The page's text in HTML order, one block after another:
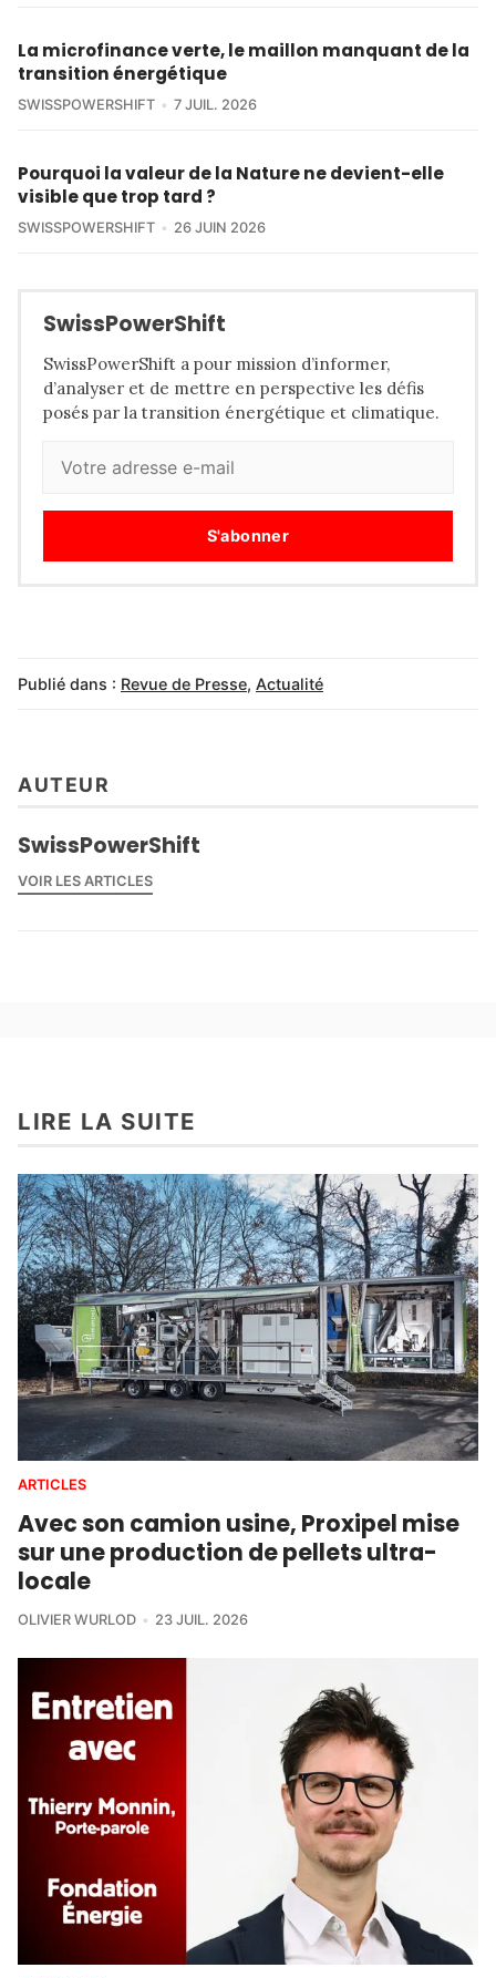
La microfinance verte, le maillon manquant de la
transition énergétique
SWISSPOWERSHIFT 7 JUIL. 2026
Pourquoi la valeur de la Nature ne devient-elle
visible que trop tard ?
SWISSPOWERSHIFT 26 JUIN 2026
SwissPowerShift
SwissPowerShift a pour mission d’informer,
d’analyser et de mettre en perspective les défis
posés par la transition énergétique et climatique.
S'abonner
Publié dans : Revue de Presse, Actualité
AUTEUR
SwissPowerShift
VOIR LES ARTICLES
LIRE LA SUITE
ARTICLES
Avec son camion usine, Proxipel mise
sur une production de pellets ultra-
locale
OLIVIER WURLOD 23 JUIL. 2026